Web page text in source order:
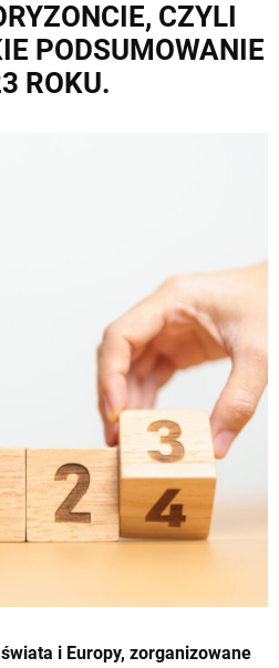
CZYLI
PODSUMOWANIE
ROKU.
i Europy, zorganizowane